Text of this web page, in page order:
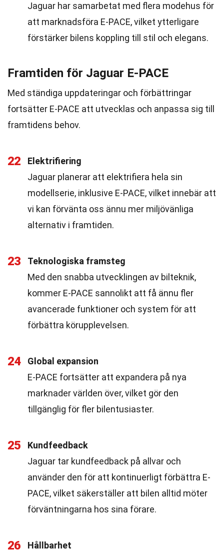
Jaguar har samarbetat med flera modehus för
att marknadsföra E-PACE, vilket ytterligare
förstärker bilens koppling till stil och elegans.
Framtiden för Jaguar E-PACE
Med ständiga uppdateringar och förbättringar
fortsätter E-PACE att utvecklas och anpassa sig till
framtidens behov.
22
Elektrifiering
Jaguar planerar att elektrifiera hela sin
modellserie, inklusive E-PACE, vilket innebär att
vi kan förvänta oss ännu mer miljövänliga
alternativ i framtiden.
23
Teknologiska framsteg
Med den snabba utvecklingen av bilteknik,
kommer E-PACE sannolikt att få ännu fler
avancerade funktioner och system för att
förbättra körupplevelsen.
24
Global expansion
E-PACE fortsätter att expandera på nya
marknader världen över, vilket gör den
tillgänglig för fler bilentusiaster.
25
Kundfeedback
Jaguar tar kundfeedback på allvar och
använder den för att kontinuerligt förbättra E-
PACE, vilket säkerställer att bilen alltid möter
förväntningarna hos sina förare.
26
Hållbarhet